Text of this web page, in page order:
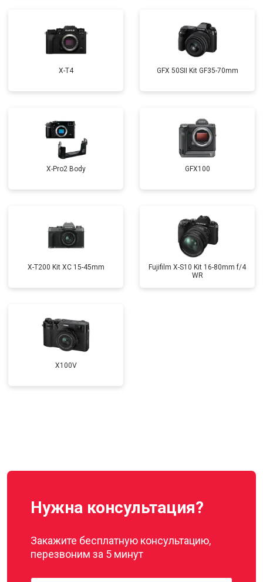
X-T4 GFX 50SII Kit GF35-70mm
X-Pro2 Body GFX100
X-T200 Kit XC 15-45mm
Fujifilm X-S10 Kit 16-80mm f/4
WR
X100V
Нужна консультация?
Закажите бесплатную консультацию,
перезвоним за 5 минут